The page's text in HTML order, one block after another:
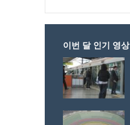
이번 달 인기 영상